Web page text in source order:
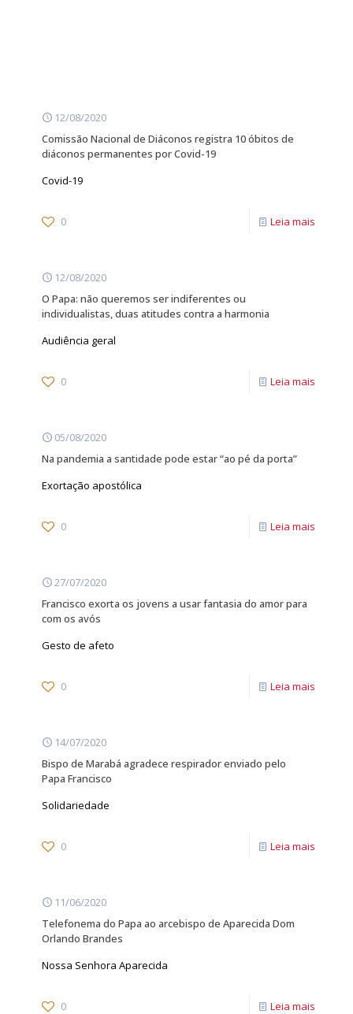
12/08/2020
Comissão Nacional de Diáconos registra 10 óbitos de
diáconos permanentes por Covid-19
Covid-19
0 Leia mais
12/08/2020
O Papa: não queremos ser indiferentes ou
individualistas, duas atitudes contra a harmonia
Audiência geral
0 Leia mais
05/08/2020
Na pandemia a santidade pode estar “ao pé da porta”
Exortação apostólica
0 Leia mais
27/07/2020
Francisco exorta os jovens a usar fantasia do amor para
com os avós
Gesto de afeto
0 Leia mais
14/07/2020
Bispo de Marabá agradece respirador enviado pelo
Papa Francisco
Solidariedade
0 Leia mais
11/06/2020
Telefonema do Papa ao arcebispo de Aparecida Dom
Orlando Brandes
Nossa Senhora Aparecida
0 Leia mais